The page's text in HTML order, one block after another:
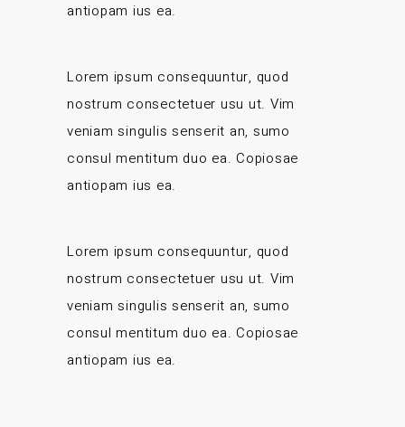
antiopam ius ea.
Lorem ipsum consequuntur, quod
nostrum consectetuer usu ut. Vim
veniam singulis senserit an, sumo
consul mentitum duo ea. Copiosae
antiopam ius ea.
Lorem ipsum consequuntur, quod
nostrum consectetuer usu ut. Vim
veniam singulis senserit an, sumo
consul mentitum duo ea. Copiosae
antiopam ius ea.